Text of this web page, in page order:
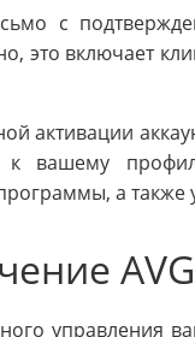
с
это включает
активации
к вашему
а также
управления